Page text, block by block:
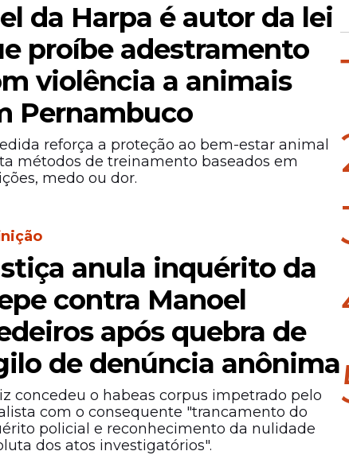
da Harpa é autor da lei
proíbe adestramento
violência a animais
Pernambuco
reforça a proteção ao bem-estar animal
métodos de treinamento baseados em
medo ou dor.
anula inquérito da
contra Manoel
após quebra de
de denúncia anônima
concedeu o habeas corpus impetrado pelo
com o consequente "trancamento do
policial e reconhecimento da nulidade
dos atos investigatórios".